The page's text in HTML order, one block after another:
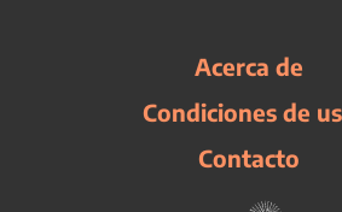
Acerca de
Condiciones de
Contacto